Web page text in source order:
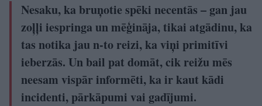
Nesaku, ka bruņotie spēki necentās – gan jau
zoļļi iespringa un mēģināja, tikai atgādinu, ka
tas notika jau n-to reizi, ka viņi primitīvi
ieberzās. Un bail pat domāt, cik reižu mēs
neesam vispār informēti, ka ir kaut kādi
incidenti, pārkāpumi vai gadījumi.